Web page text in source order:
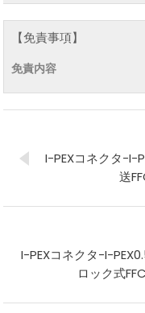
【免責事項】
免責内容
I-PEXコネクタ-I-
送
I-PEXコネクタ-I-
ロック式